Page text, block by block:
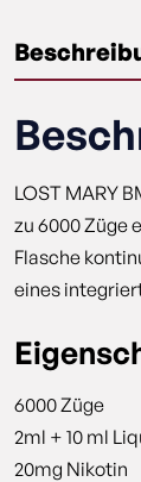
LOST MARY
zu 6000 Züge
Flasche
eines
6000 Züge
2ml + 10 ml
20mg Nikotin